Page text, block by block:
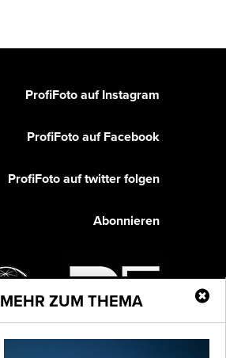
MEHR ZUM THEMA
ProfiFoto auf Instagram
ProfiFoto auf Facebook
ProfiFoto auf twitter folgen
Abonnieren